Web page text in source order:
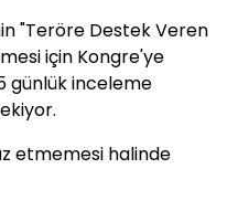
"Teröre Destek Veren
için Kongre'ye
günlük inceleme
etmemesi halinde